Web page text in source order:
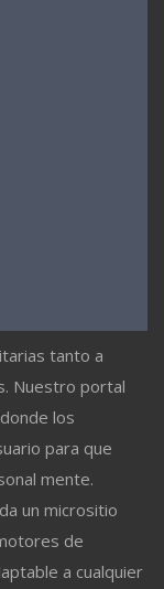
tanto a
Nuestro portal
los
para que
mente.
un micrositio
de
a cualquier